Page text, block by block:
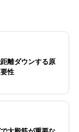
離ダウンする原
性